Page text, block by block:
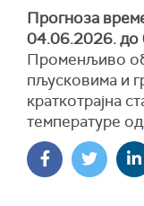
Прогноза
04.06.2026. до
Променљиво
пљусковима и
краткотрајна
температуре